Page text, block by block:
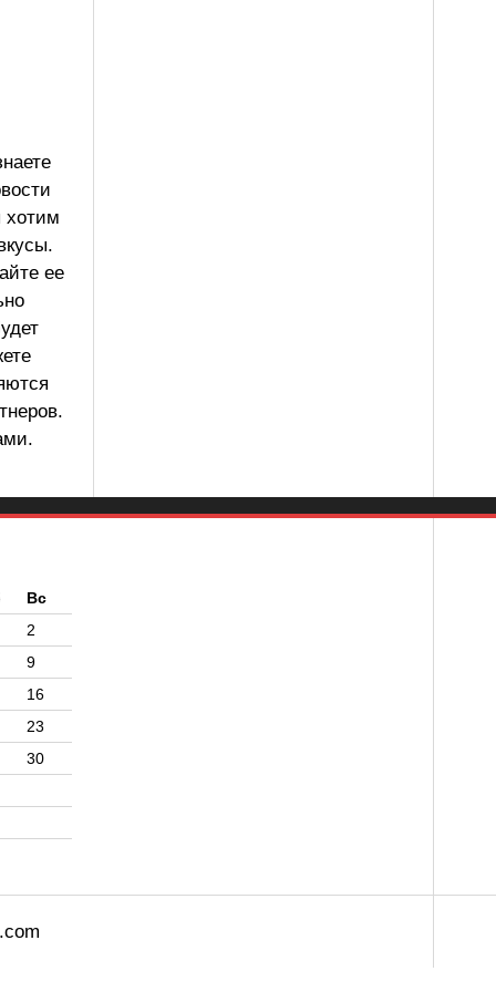
хотим
ее
Вс
2
9
16
23
30